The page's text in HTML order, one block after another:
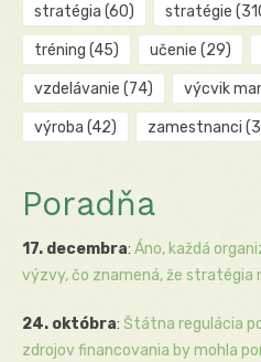
stratégia (60) stratégie
tréning (45) učenie (29)
vzdelávanie (74) výcvik
výroba (42) zamestnanci
Poradňa
17. decembra: Áno, každá
výzvy, čo znamená, že stratégia
24. októbra: Štátna regulácia
zdrojov financovania by mohla